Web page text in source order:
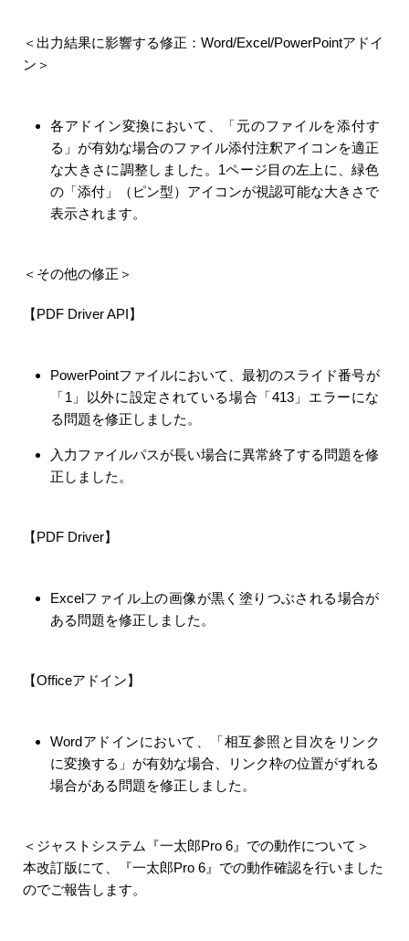
＜出力結果に影響する修正：Word/Excel/PowerPointアドイ
ン＞
各アドイン変換において、「元のファイルを添付す
る」が有効な場合のファイル添付注釈アイコンを適正
な大きさに調整しました。1ページ目の左上に、緑色
の「添付」（ピン型）アイコンが視認可能な大きさで
表示されます。
＜その他の修正＞
【PDF Driver API】
PowerPointファイルにおいて、最初のスライド番号が
「1」以外に設定されている場合「413」エラーにな
る問題を修正しました。
入力ファイルパスが長い場合に異常終了する問題を修
正しました。
【PDF Driver】
Excelファイル上の画像が黒く塗りつぶされる場合が
ある問題を修正しました。
【Officeアドイン】
Wordアドインにおいて、「相互参照と目次をリンク
に変換する」が有効な場合、リンク枠の位置がずれる
場合がある問題を修正しました。
＜ジャストシステム『一太郎Pro 6』での動作について＞
本改訂版にて、『一太郎Pro 6』での動作確認を行いました
のでご報告します。